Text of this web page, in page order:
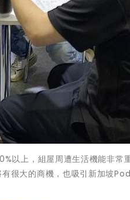
以上，組屋周遭生活機能非常
很大的商機，也吸引新加坡